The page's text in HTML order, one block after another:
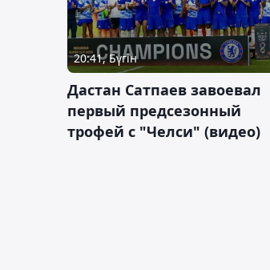
20:41, Бүгін
Дастан Сатпаев завоевал
первый предсезонный
трофей с "Челси" (видео)